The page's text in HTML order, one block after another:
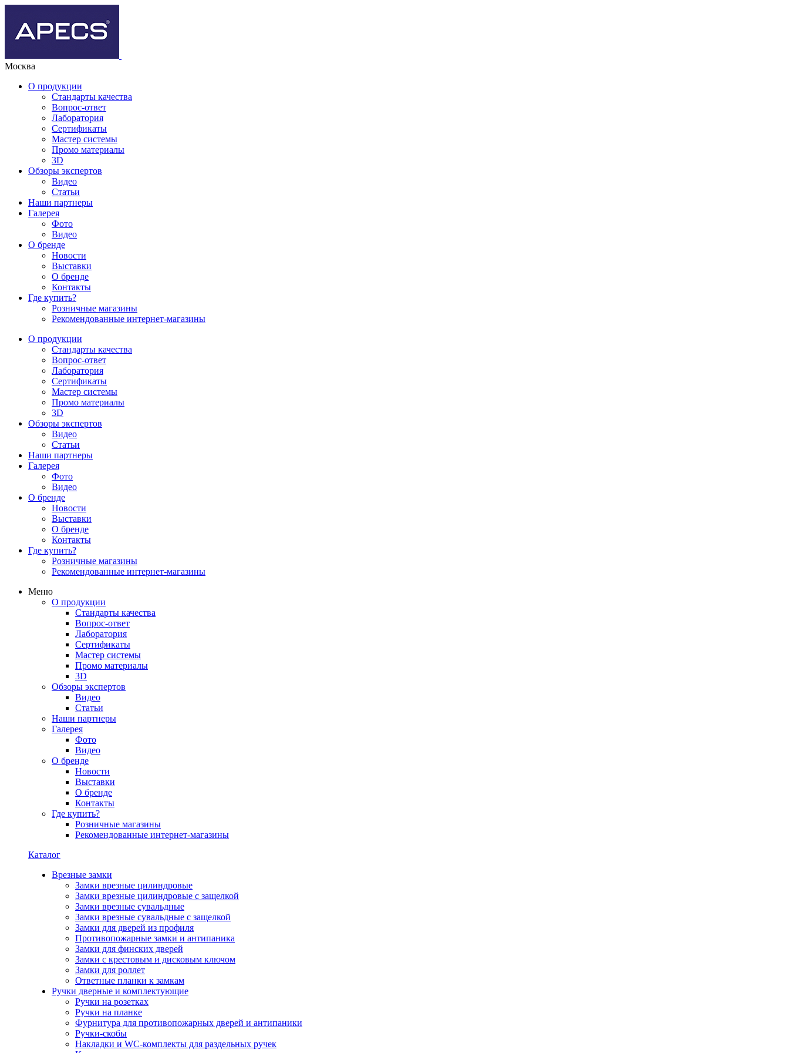
Москва
О продукции
Стандарты качества
Вопрос-ответ
Лаборатория
Сертификаты
Мастер системы
Промо материалы
3D
Обзоры экспертов
Видео
Статьи
Наши партнеры
Галерея
Фото
Видео
О бренде
Новости
Выставки
О бренде
Контакты
Где купить?
Розничные магазины
Рекомендованные интернет-магазины
О продукции
Стандарты качества
Вопрос-ответ
Лаборатория
Сертификаты
Мастер системы
Промо материалы
3D
Обзоры экспертов
Видео
Статьи
Наши партнеры
Галерея
Фото
Видео
О бренде
Новости
Выставки
О бренде
Контакты
Где купить?
Розничные магазины
Рекомендованные интернет-магазины
Меню
О продукции
Стандарты качества
Вопрос-ответ
Лаборатория
Сертификаты
Мастер системы
Промо материалы
3D
Обзоры экспертов
Видео
Статьи
Наши партнеры
Галерея
Фото
Видео
О бренде
Новости
Выставки
О бренде
Контакты
Где купить?
Розничные магазины
Рекомендованные интернет-магазины
Каталог
Врезные замки
Замки врезные цилиндровые
Замки врезные цилиндровые с защелкой
Замки врезные сувальдные
Замки врезные сувальдные с защелкой
Замки для дверей из профиля
Противопожарные замки и антипаника
Замки для финских дверей
Замки с крестовым и дисковым ключом
Замки для роллет
Ответные планки к замкам
Ручки дверные и комплектующие
Ручки на розетках
Ручки на планке
Фурнитура для противопожарных дверей и антипаники
Ручки-скобы
Накладки и WC-комплекты для раздельных ручек